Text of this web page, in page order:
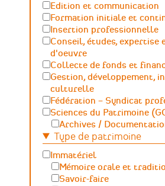
Edition et communication
Formation initiale et
Insertion professionnelle
Conseil, études, expertise
d'oeuvre
Collecte de fonds et
Gestion, développement,
culturelle
Fédération – Syndicat
Sciences du Patrimoine
Archives /
Conservation du
Humanités numériques
Relations Publiques
Type de patrimoine
Immatériel
Mémoire orale et
Savoir-faire